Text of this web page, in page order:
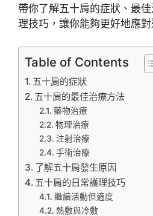
帶你了解五十肩的症狀、最
理技巧，讓你能夠更好地應對
Table of Contents
五十肩的症狀
五十肩的最佳治療方法
藥物治療
物理治療
注射治療
手術治療
了解五十肩發生原因
五十肩的日常護理技巧
繼續活動但適度
熱敷與冷敷